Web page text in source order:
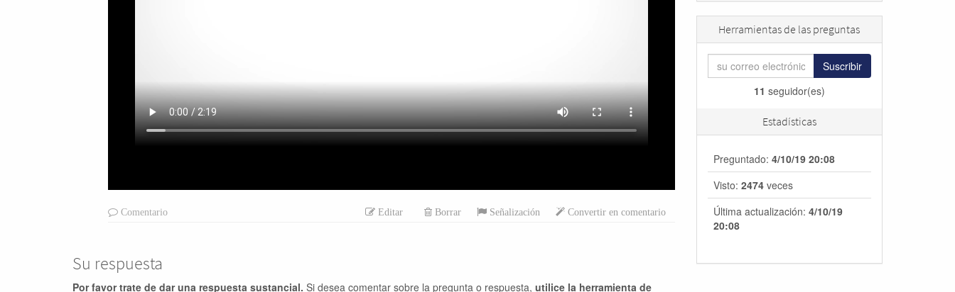
Editar Borrar Señalización Convertir en comentario
Comentario
Su respuesta
Por favor trate de dar una respuesta sustancial. Si desea comentar sobre la pregunta o respuesta, utilice la herramienta de
Herramientas de las preguntas
Suscribir
11 seguidor(es)
Estadísticas
Preguntado: 4/10/19 20:08
Visto: 2474 veces
Última actualización: 4/10/19
20:08